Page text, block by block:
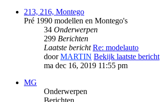
213, 216, Montego
Pré 1990 modellen en Montego's
34 Onderwerpen
299 Berichten
Laatste bericht Re: modelauto
doorMARTIN Bekijk laatste bericht
ma dec 16, 2019 11:55 pm
MG
Onderwerpen